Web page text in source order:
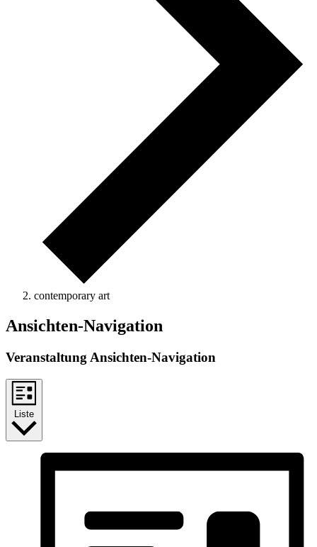
contemporary art
Ansichten-Navigation
Veranstaltung Ansichten-Navigation
Liste